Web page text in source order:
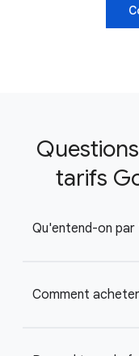
tarifs
Qu'entend-on
Comment